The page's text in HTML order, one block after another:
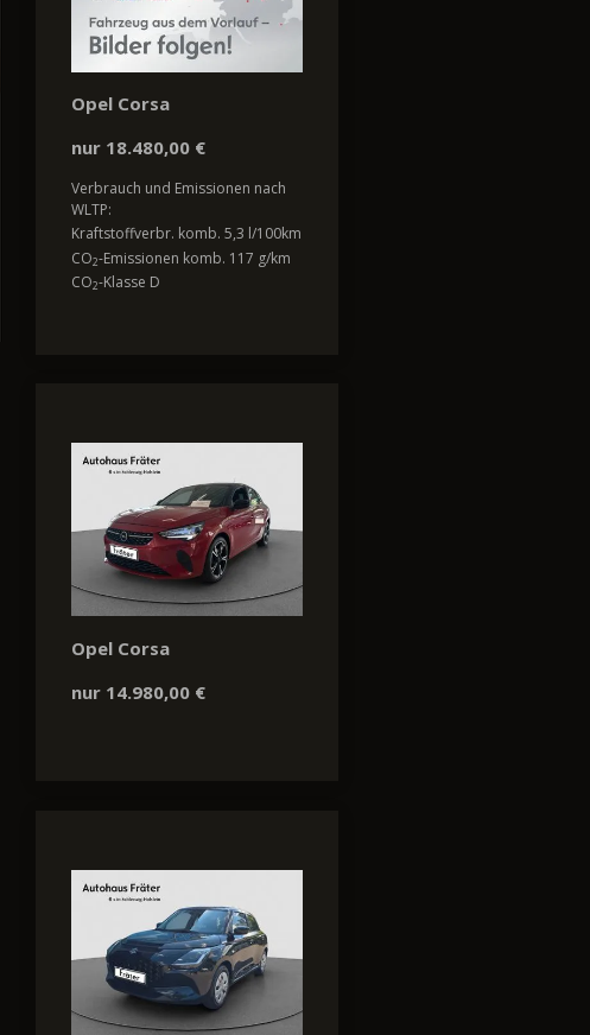
Opel Corsa
nur 18.480,00 €
Verbrauch und Emissionen nach
WLTP:
Kraftstoffverbr. komb. 5,3 l/100km
CO2-Emissionen komb. 117 g/km
CO2-Klasse D
Opel Corsa
nur 14.980,00 €